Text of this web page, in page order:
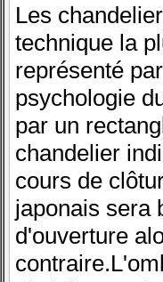
Les
technique la
représenté
psychologie
par un
chandelier
cours de
japonais sera
d'ouverture